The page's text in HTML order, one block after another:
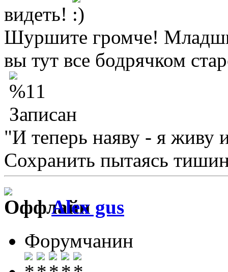
видеть!
Шуршите громче!
вы тут все бодрячком
Записан
"И теперь наяву - я живу
Сохранить пытаясь
Alex gus
Форумчанин